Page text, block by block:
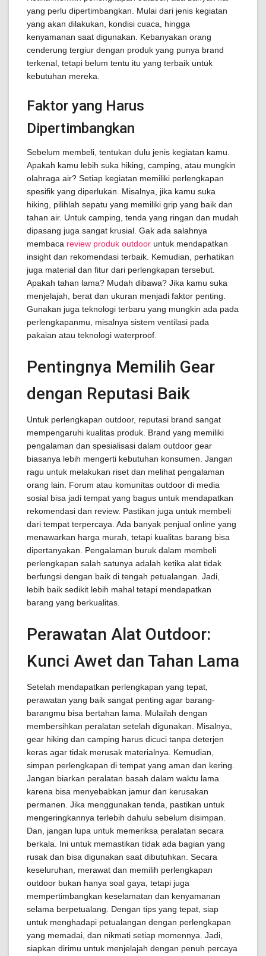
yang perlu dipertimbangkan. Mulai dari jenis kegiatan
yang akan dilakukan, kondisi cuaca, hingga
kenyamanan saat digunakan. Kebanyakan orang
cenderung tergiur dengan produk yang punya brand
terkenal, tetapi belum tentu itu yang terbaik untuk
kebutuhan mereka.
Faktor yang Harus
Dipertimbangkan
Sebelum membeli, tentukan dulu jenis kegiatan kamu.
Apakah kamu lebih suka hiking, camping, atau mungkin
olahraga air? Setiap kegiatan memiliki perlengkapan
spesifik yang diperlukan. Misalnya, jika kamu suka
hiking, pilihlah sepatu yang memiliki grip yang baik dan
tahan air. Untuk camping, tenda yang ringan dan mudah
dipasang juga sangat krusial. Gak ada salahnya
membaca review produk outdoor untuk mendapatkan
insight dan rekomendasi terbaik. Kemudian, perhatikan
juga material dan fitur dari perlengkapan tersebut.
Apakah tahan lama? Mudah dibawa? Jika kamu suka
menjelajah, berat dan ukuran menjadi faktor penting.
Gunakan juga teknologi terbaru yang mungkin ada pada
perlengkapanmu, misalnya sistem ventilasi pada
pakaian atau teknologi waterproof.
Pentingnya Memilih Gear
dengan Reputasi Baik
Untuk perlengkapan outdoor, reputasi brand sangat
mempengaruhi kualitas produk. Brand yang memiliki
pengalaman dan spesialisasi dalam outdoor gear
biasanya lebih mengerti kebutuhan konsumen. Jangan
ragu untuk melakukan riset dan melihat pengalaman
orang lain. Forum atau komunitas outdoor di media
sosial bisa jadi tempat yang bagus untuk mendapatkan
rekomendasi dan review. Pastikan juga untuk membeli
dari tempat terpercaya. Ada banyak penjual online yang
menawarkan harga murah, tetapi kualitas barang bisa
dipertanyakan. Pengalaman buruk dalam membeli
perlengkapan salah satunya adalah ketika alat tidak
berfungsi dengan baik di tengah petualangan. Jadi,
lebih baik sedikit lebih mahal tetapi mendapatkan
barang yang berkualitas.
Perawatan Alat Outdoor:
Kunci Awet dan Tahan Lama
Setelah mendapatkan perlengkapan yang tepat,
perawatan yang baik sangat penting agar barang-
barangmu bisa bertahan lama. Mulailah dengan
membersihkan peralatan setelah digunakan. Misalnya,
gear hiking dan camping harus dicuci tanpa deterjen
keras agar tidak merusak materialnya. Kemudian,
simpan perlengkapan di tempat yang aman dan kering.
Jangan biarkan peralatan basah dalam waktu lama
karena bisa menyebabkan jamur dan kerusakan
permanen. Jika menggunakan tenda, pastikan untuk
mengeringkannya terlebih dahulu sebelum disimpan.
Dan, jangan lupa untuk memeriksa peralatan secara
berkala. Ini untuk memastikan tidak ada bagian yang
rusak dan bisa digunakan saat dibutuhkan. Secara
keseluruhan, merawat dan memilih perlengkapan
outdoor bukan hanya soal gaya, tetapi juga
mempertimbangkan keselamatan dan kenyamanan
selama berpetualang. Dengan tips yang tepat, siap
untuk menghadapi petualangan dengan perlengkapan
yang memadai, dan nikmati setiap momennya. Jadi,
siapkan dirimu untuk menjelajah dengan penuh percaya